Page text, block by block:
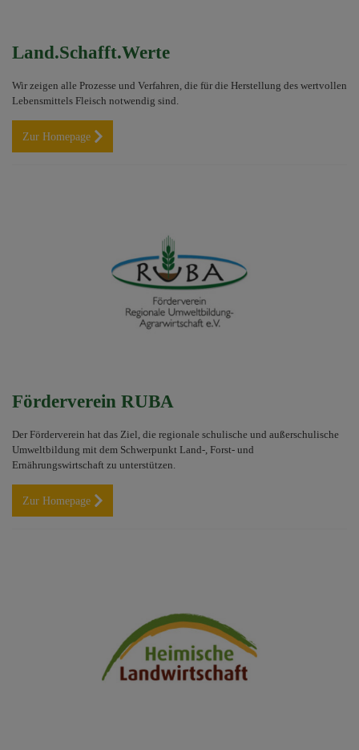
Land.Schafft.Werte
Wir zeigen alle Prozesse und Verfahren, die für die Herstellung des wertvollen
Lebensmittels Fleisch notwendig sind.
Zur Homepage
Förderverein RUBA
Der Förderverein hat das Ziel, die regionale schulische und außerschulische
Umweltbildung mit dem Schwerpunkt Land-, Forst- und
Ernährungswirtschaft zu unterstützen.
Zur Homepage